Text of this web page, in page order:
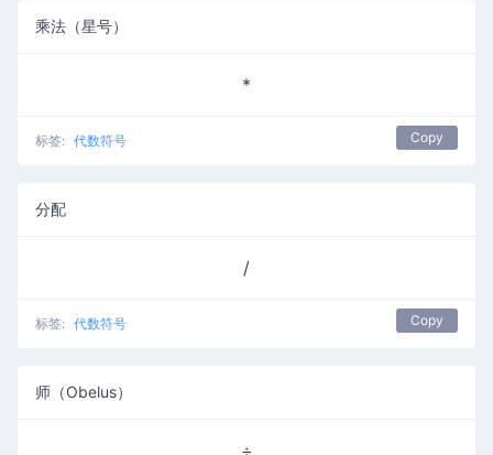
乘法（星号）
*
标签: 代数符号 Copy
分配
/
标签: 代数符号 Copy
师（Obelus）
÷